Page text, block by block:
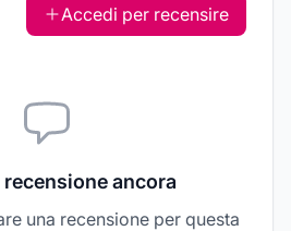
Accedi per recensire
ancora
una recensione per questa